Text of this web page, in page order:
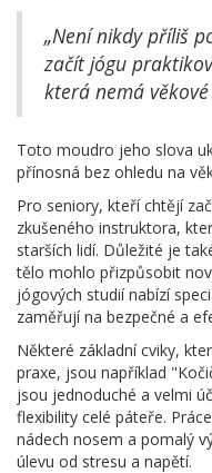
„Není nikdy příliš
začít jógu
která nemá
Toto moudro jeho slova
přínosná bez ohledu na
Pro seniory, kteří chtějí
zkušeného instruktora,
starších lidí. Důležité je
tělo mohlo přizpůsobit
jógových studií nabízí
zaměřují na bezpečné a
Některé základní cviky,
praxe, jsou například
jsou jednoduché a velmi
flexibility celé páteře.
nádech nosem a pomalý
úlevu od stresu a napětí.